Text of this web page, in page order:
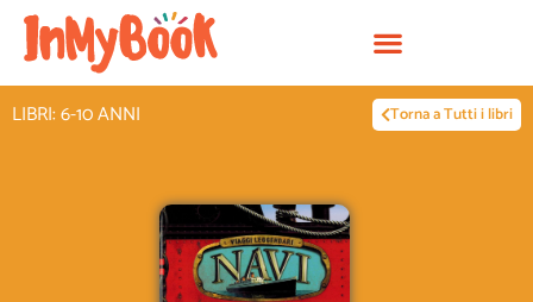
Vai
contenuto
LIBRI: 6-10 ANNI Torna a Tutti i libri